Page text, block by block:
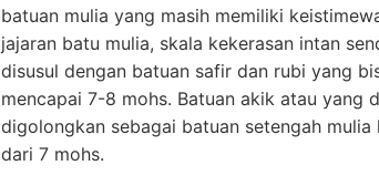
batuan mulia yang masih memiliki
jajaran batu mulia, skala kekerasan intan
disusul dengan batuan safir dan rubi yang
mencapai 7-8 mohs. Batuan akik atau yang
digolongkan sebagai batuan setengah
dari 7 mohs.